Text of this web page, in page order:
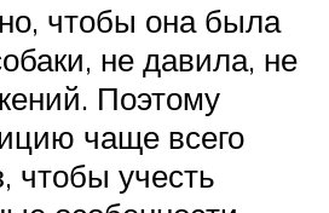
чтобы она была
не давила, не
Поэтому
чаще всего
чтобы учесть